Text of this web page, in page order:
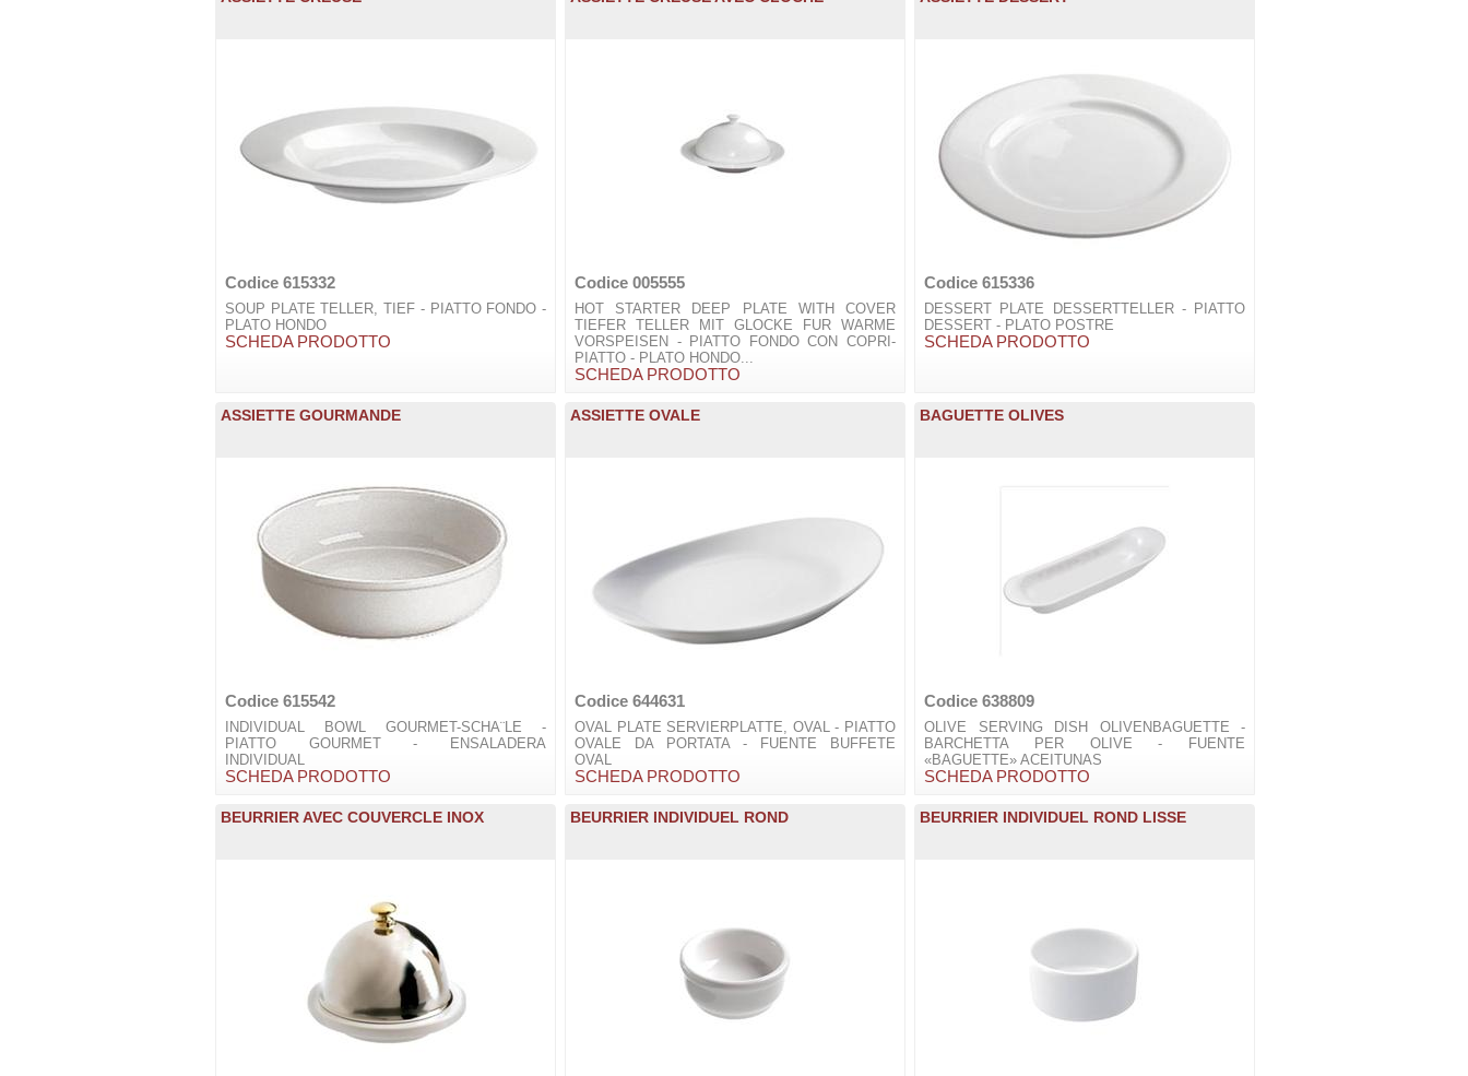
Codice 615332
SOUP PLATE TELLER, TIEF - PIATTO FONDO -
PLATO HONDO
SCHEDA PRODOTTO
Codice 005555
HOT STARTER DEEP PLATE WITH COVER
TIEFER TELLER MIT GLOCKE FUR WARME
VORSPEISEN - PIATTO FONDO CON COPRI-
PIATTO - PLATO HONDO...
SCHEDA PRODOTTO
Codice 615336
DESSERT PLATE DESSERTTELLER - PIATTO
DESSERT - PLATO POSTRE
SCHEDA PRODOTTO
ASSIETTE GOURMANDE
Codice 615542
INDIVIDUAL BOWL GOURMET-SCHA¨LE -
PIATTO GOURMET - ENSALADERA
INDIVIDUAL
SCHEDA PRODOTTO
ASSIETTE OVALE
Codice 644631
OVAL PLATE SERVIERPLATTE, OVAL - PIATTO
OVALE DA PORTATA - FUENTE BUFFETE
OVAL
SCHEDA PRODOTTO
BAGUETTE OLIVES
Codice 638809
OLIVE SERVING DISH OLIVENBAGUETTE -
BARCHETTA PER OLIVE - FUENTE
«BAGUETTE» ACEITUNAS
SCHEDA PRODOTTO
BEURRIER AVEC COUVERCLE INOX BEURRIER INDIVIDUEL ROND BEURRIER INDIVIDUEL ROND LISSE